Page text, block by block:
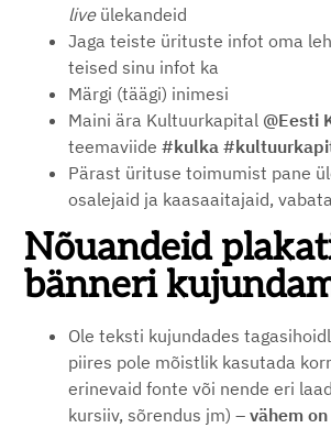
liveülekandeid
Jaga teiste ürituste infot oma
teised sinu infot ka
Märgi (täägi) inimesi
Maini ära Kultuurkapital @Eesti
teemaviide #kulka
Pärast ürituse toimumist pane
osalejaid ja kaasaaitajaid,
Nõuandeid
bänneri
Ole teksti kujundades
piires pole mõistlik kasutada
erinevaid fonte või nende eri
kursiiv, sõrendus jm) – vähem